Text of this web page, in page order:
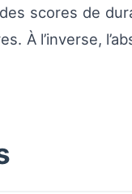
scores de
À l’inverse,